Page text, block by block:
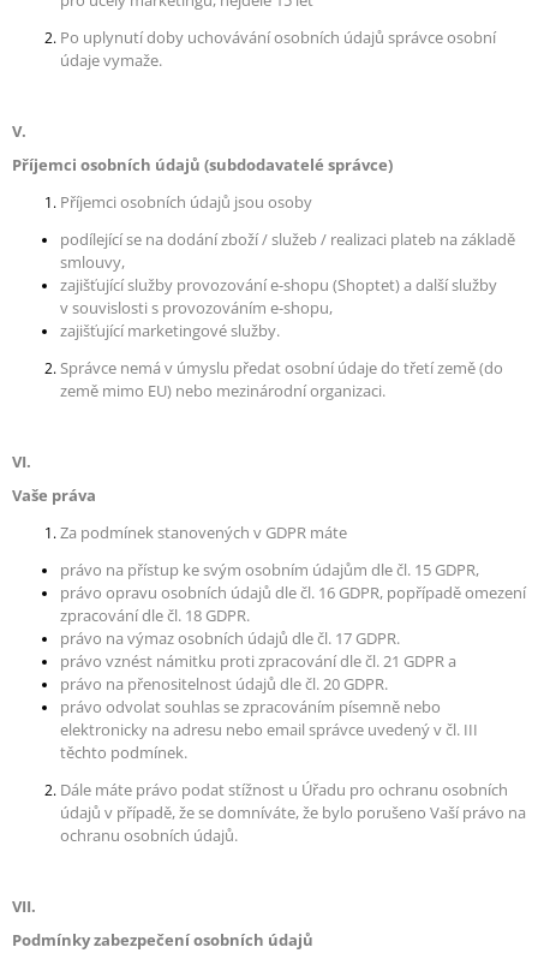
Po uplynutí doby uchovávání osobních údajů správce osobní
údaje vymaže.
V.
Příjemci osobních údajů (subdodavatelé správce)
Příjemci osobních údajů jsou osoby
podílející se na dodání zboží / služeb / realizaci plateb na základě
smlouvy,
zajišťující služby provozování e-shopu (Shoptet) a další služby
v souvislosti s provozováním e-shopu,
zajišťující marketingové služby.
Správce nemá v úmyslu předat osobní údaje do třetí země (do
země mimo EU) nebo mezinárodní organizaci.
VI.
Vaše práva
Za podmínek stanovených v GDPR máte
právo na přístup ke svým osobním údajům dle čl. 15 GDPR,
právo opravu osobních údajů dle čl. 16 GDPR, popřípadě omezení
zpracování dle čl. 18 GDPR.
právo na výmaz osobních údajů dle čl. 17 GDPR.
právo vznést námitku proti zpracování dle čl. 21 GDPR a
právo na přenositelnost údajů dle čl. 20 GDPR.
právo odvolat souhlas se zpracováním písemně nebo
elektronicky na adresu nebo email správce uvedený v čl. III
těchto podmínek.
Dále máte právo podat stížnost u Úřadu pro ochranu osobních
údajů v případě, že se domníváte, že bylo porušeno Vaší právo na
ochranu osobních údajů.
VII.
Podmínky zabezpečení osobních údajů